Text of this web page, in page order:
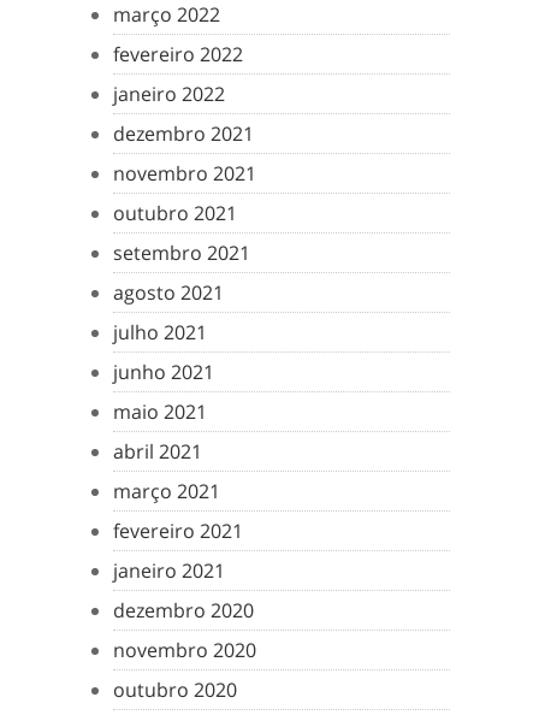
março 2022
fevereiro 2022
janeiro 2022
dezembro 2021
novembro 2021
outubro 2021
setembro 2021
agosto 2021
julho 2021
junho 2021
maio 2021
abril 2021
março 2021
fevereiro 2021
janeiro 2021
dezembro 2020
novembro 2020
outubro 2020